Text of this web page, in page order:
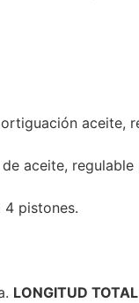
aceite,
aceite,
4 pistones.
LONGITUD TOTAL